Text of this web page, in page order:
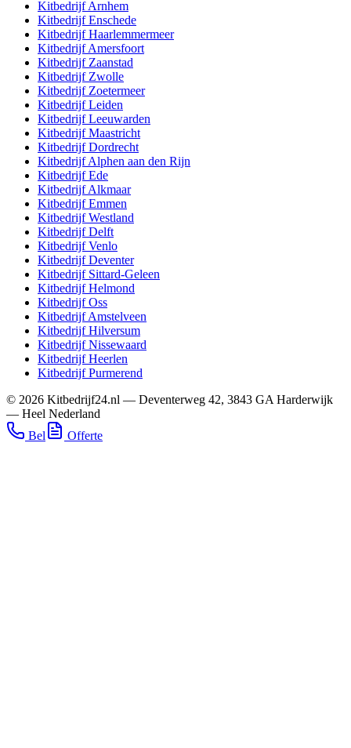
KitbedrijfArnhem
KitbedrijfEnschede
KitbedrijfHaarlemmermeer
KitbedrijfAmersfoort
Kitbedrijf Zaanstad
Kitbedrijf Zwolle
Kitbedrijf Zoetermeer
KitbedrijfLeiden
KitbedrijfLeeuwarden
KitbedrijfMaastricht
KitbedrijfDordrecht
KitbedrijfAlphen aan den Rijn
KitbedrijfEde
KitbedrijfAlkmaar
KitbedrijfEmmen
KitbedrijfWestland
KitbedrijfDelft
KitbedrijfVenlo
KitbedrijfDeventer
Kitbedrijf Sittard-Geleen
KitbedrijfHelmond
KitbedrijfOss
KitbedrijfAmstelveen
KitbedrijfHilversum
KitbedrijfNissewaard
KitbedrijfHeerlen
KitbedrijfPurmerend
© 2026 Kitbedrijf24.nl — Deventerweg 42, 3843 GA Harderwijk
— Heel Nederland
Bel
Offerte